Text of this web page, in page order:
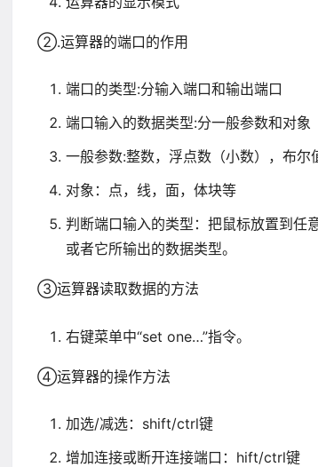
②.运算器的端口的作用
端口的类型:分输入端口和输出端口
端口输入的数据类型:分一般参数和对象
一般参数:整数，浮点数（小数），布尔
对象：点，线，面，体块等
判断端口输入的类型：把鼠标放置到任
或者它所输出的数据类型。
③运算器读取数据的方法
右键菜单中“set one…”指令。
④运算器的操作方法
加选/减选：shift/ctrl键
增加连接或断开连接端口：hift/ctrl键